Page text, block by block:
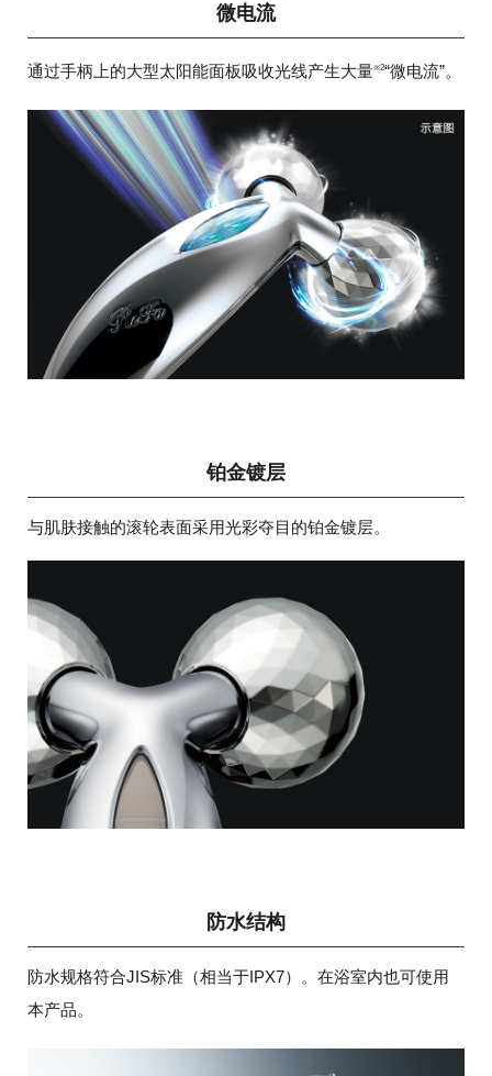
微电流
通过手柄上的大型太阳能面板吸收光线产生大量※2“微电流”。
铂金镀层
与肌肤接触的滚轮表面采用光彩夺目的铂金镀层。
防水结构
防水规格符合JIS标准（相当于IPX7）。在浴室内也可使用
本产品。